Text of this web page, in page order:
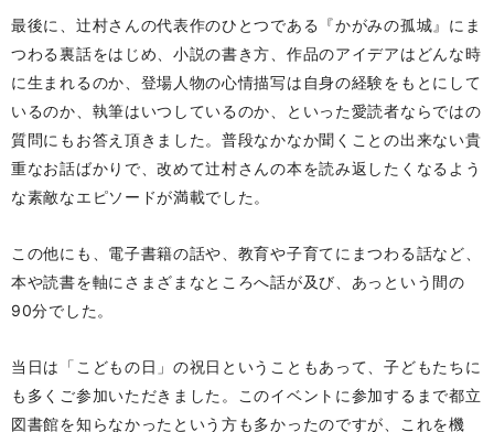
最後に、辻村さんの代表作のひとつである『かがみの孤城』にま
つわる裏話をはじめ、小説の書き方、作品のアイデアはどんな時
に生まれるのか、登場人物の心情描写は自身の経験をもとにして
いるのか、執筆はいつしているのか、といった愛読者ならではの
質問にもお答え頂きました。普段なかなか聞くことの出来ない貴
重なお話ばかりで、改めて辻村さんの本を読み返したくなるよう
な素敵なエピソードが満載でした。
この他にも、電子書籍の話や、教育や子育てにまつわる話など、
本や読書を軸にさまざまなところへ話が及び、あっという間の
90分でした。
当日は「こどもの日」の祝日ということもあって、子どもたちに
も多くご参加いただきました。このイベントに参加するまで都立
図書館を知らなかったという方も多かったのですが、これを機